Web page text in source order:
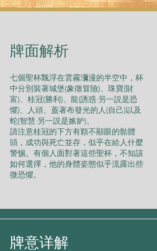
​牌面解析
七個聖杯飄浮在雲霧瀰漫的半空中，杯
中分別裝著城堡(象徵冒險)、珠寶(財
富)、桂冠(勝利)、⿓(誘惑·另⼀説是恐
懼)、⼈頭、蓋著布發光的⼈(⾃⼰)以及
蛇(智慧·另⼀説是嫉妒)。
請注意桂冠的下⽅有顆不顯眼的骷體
頭，成功與死亡並存，似乎在給⼈什麼
警惕。有個⼈⾯對著這些聖杯，不知該
如何選擇，他的⾝體姿態似乎流露出些
微恐懼。
牌意详解